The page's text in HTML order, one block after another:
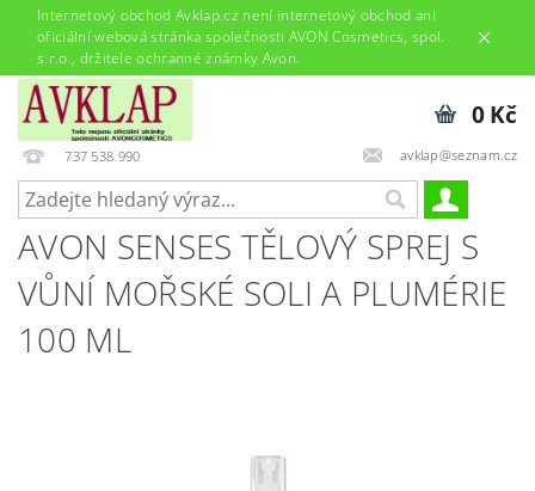
Internetový obchod Avklap.cz není internetový obchod ani
oficiální webová stránka společnosti AVON Cosmetics, spol.
s.r.o., držitele ochranné známky Avon.
737 538 990 avklap@seznam.cz
0 Kč
AVON SENSES TĚLOVÝ SPREJ S
VŮNÍ MOŘSKÉ SOLI A PLUMÉRIE
100 ML